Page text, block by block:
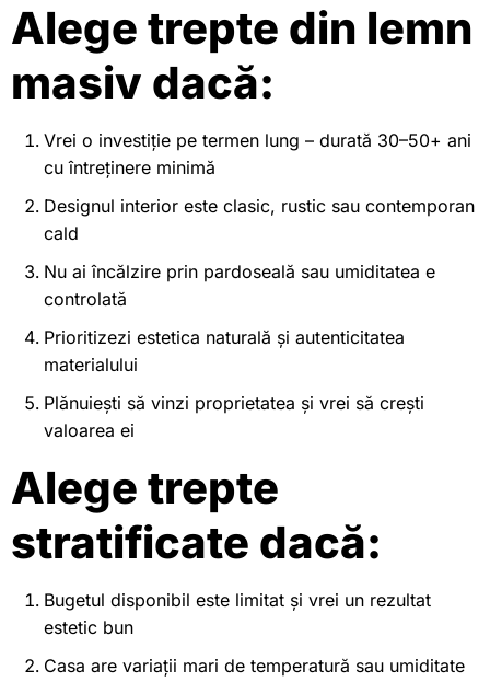
Alege trepte din lemn
masiv dacă:
Vrei o investiție pe termen lung – durată 30–50+ ani
cu întreținere minimă
Designul interior este clasic, rustic sau contemporan
cald
Nu ai încălzire prin pardoseală sau umiditatea e
controlată
Prioritizezi estetica naturală și autenticitatea
materialului
Plănuiești să vinzi proprietatea și vrei să crești
valoarea ei
Alege trepte
stratificate dacă:
Bugetul disponibil este limitat și vrei un rezultat
estetic bun
Casa are variații mari de temperatură sau umiditate